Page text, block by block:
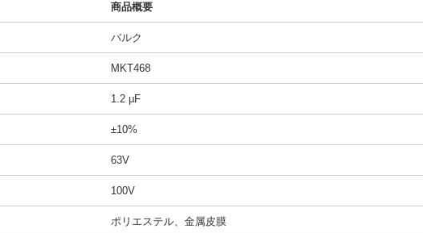
商品概要
バルク
MKT468
1.2 µF
±10%
63V
100V
ポリエステル、金属皮膜